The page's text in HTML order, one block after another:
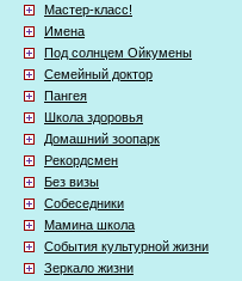
Мастер-класс!
Имена
Под солнцем Ойкумены
Семейный доктор
Пангея
Школа здоровья
Домашний зоопарк
Рекордсмен
Без визы
Собеседники
Мамина школа
События культурной жизни
Зеркало жизни